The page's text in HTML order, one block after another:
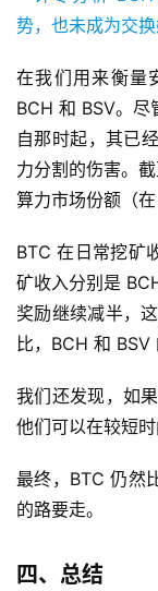
在我们用来衡量
BCH 和 BSV。
自那时起，其已
力分割的伤害。
BTC 在日常挖矿
矿收入分别是
奖励继续减半，
我们还发现，如
最终，BTC 仍然